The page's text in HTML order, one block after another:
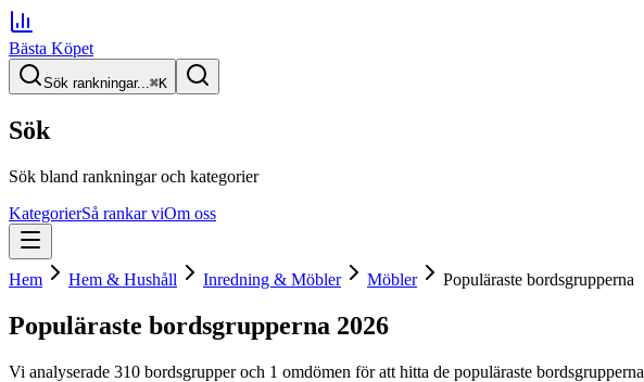
Bästa Köpet
Sök rankningar...⌘K
Sök
Sök bland rankningar och kategorier
KategorierSå rankar viOm oss
Hem Hem & Hushåll Inredning & Möbler Möbler Populäraste bordsgrupperna
Populäraste bordsgrupperna 2026
Vi analyserade 310 bordsgrupperoch 1 omdömen för att hitta de populäraste bordsgrupperna